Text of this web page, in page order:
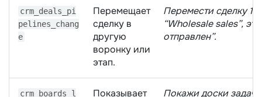
crm_deals_pi
pelines_chang
e
Перемещает
сделку в
другую
воронку или
этап.
Перемести сделку
“Wholesale sales”,
отправлен”.
crm_boards_l Показывает Покажи доски задач.